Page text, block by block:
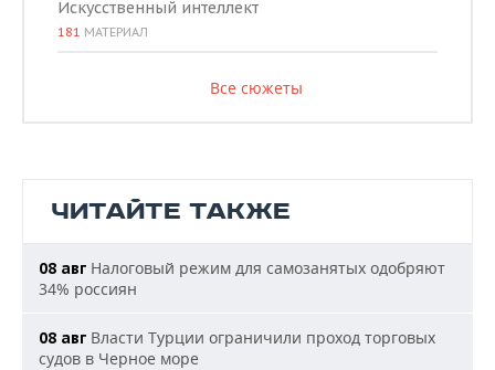
Искусственный интеллект
181 МАТЕРИАЛ
Все сюжеты
ЧИТАЙТЕ ТАКЖЕ
08 авг Налоговый режим для самозанятых одобряют
34% россиян
08 авг Власти Турции ограничили проход торговых
судов в Черное море